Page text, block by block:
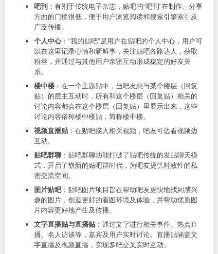
吧刊 ：有别于传统电子杂志，贴吧的“吧刊”在制作、分享
方面的门槛很低，便于用户浏览阅读和搜索引擎索引及
广泛传播。
个人中心：“我的贴吧”是用户在贴吧的个人中心，用户可
以在这里记录心情和新鲜事，关注贴吧各路达人，获取
粉丝，并通过与其他用户亲密互动形成稳定的好友关
系。
楼中楼 ：在一个主题贴中，当吧友想与某个楼层（回复
贴）的层主互动时，所有和这个楼层（回复贴）相关的
讨论内容都会在这个楼层（回复贴）里显示出来，这些
讨论内容俗称楼中楼贴，简称楼中楼。
视频直播贴 ：在贴吧接入相关视频，吧友可边看视频边
互动。
贴吧群聊 ：贴吧群聊功能打破了贴吧传统的发贴聊天模
式，开启了崭新的贴吧群时代，为吧友提供时效性的私
密交流空间。
图片贴吧：贴吧图片项目旨在帮助吧友更快地找到感兴
趣的图片，创造更好的看图环境及体验，并帮助优质图
片内容更好地产生及传播。
文字直播贴与直播贴 ：通过文字进行相关事件、热点直
播、名人访谈等，嘉宾及用户实时讨论。直播贴涵盖文
字直播及视频直播，实现多吧交叉实时互动。